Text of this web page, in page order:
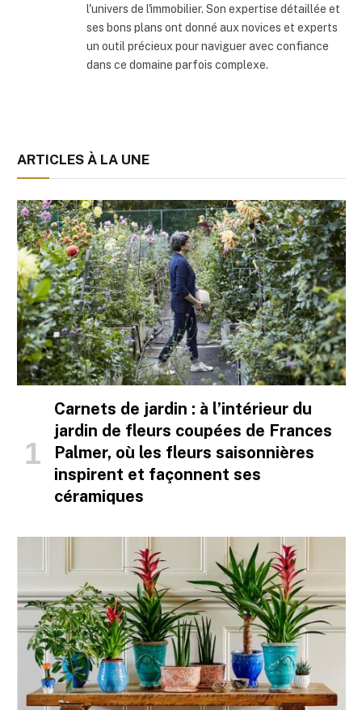
l'univers de l'immobilier. Son expertise détaillée et
ses bons plans ont donné aux novices et experts
un outil précieux pour naviguer avec confiance
dans ce domaine parfois complexe.
ARTICLES À LA UNE
Carnets de jardin : à l’intérieur du
jardin de fleurs coupées de Frances
Palmer, où les fleurs saisonnières
inspirent et façonnent ses
céramiques